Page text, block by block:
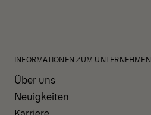
INFORMATIONEN ZUM UNTERNEHMEN
Über uns
Neuigkeiten